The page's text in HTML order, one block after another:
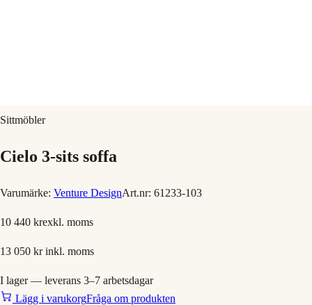
Sittmöbler
Cielo 3-sits soffa
Varumärke: Venture DesignArt.nr: 61233-103
10 440 krexkl. moms
13 050 krinkl. moms
I lager — leverans 3–7 arbetsdagar
Lägg i varukorgFråga om produkten